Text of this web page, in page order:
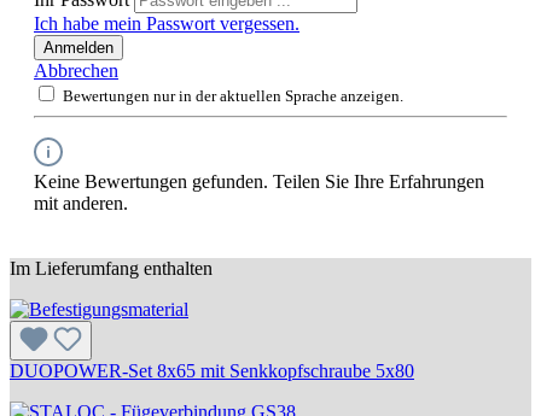
Ich habe mein Passwort vergessen.
Anmelden
Abbrechen
Bewertungen nur in der aktuellen Sprache anzeigen.
Keine Bewertungen gefunden. Teilen Sie Ihre Erfahrungen
mit anderen.
Im Lieferumfang enthalten
DUOPOWER-Set 8x65 mit Senkkopfschraube 5x80